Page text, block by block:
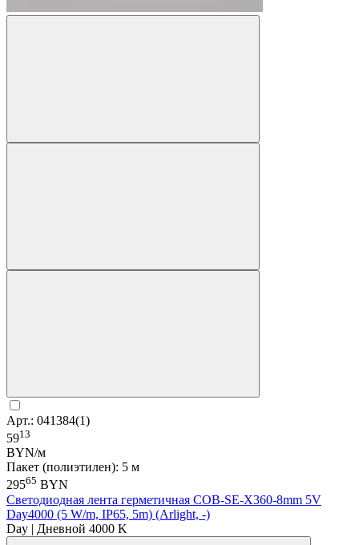
Арт.: 041384(1)
5913
BYN/м
Пакет (полиэтилен): 5 м
29565 BYN
Светодиодная лента герметичная COB-SE-X360-8mm 5V
Day4000 (5 W/m, IP65, 5m) (Arlight, -)
Day | Дневной 4000 K